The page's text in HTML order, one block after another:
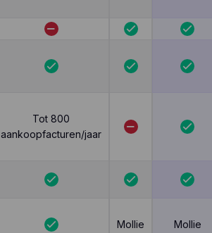
Tot 800
aankoopfacturen/jaar
Mollie Mollie